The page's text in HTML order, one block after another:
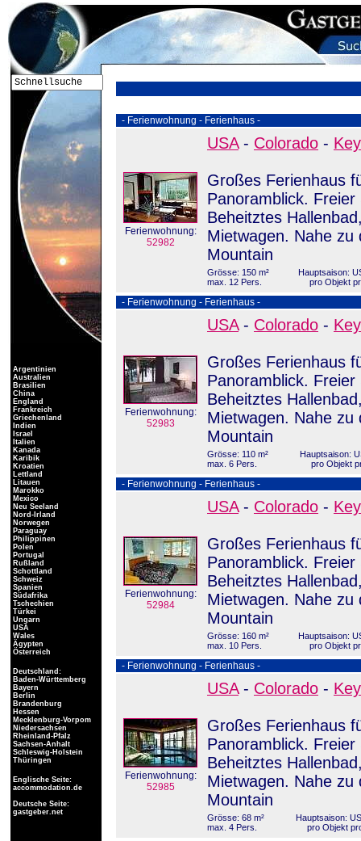
- Ferienwohnung - Ferienhaus -
Ferienwohnung:
52982
USA- Colorado -
Großes Ferienhaus
Panoramblick.
Beheitztes
Mietwagen. Nahe
Mountain
Grösse: 150 m²
max. 12 Pers.
Hauptsaison:
pro Objekt
- Ferienwohnung - Ferienhaus -
Ferienwohnung:
52983
USA- Colorado -
Großes Ferienhaus
Panoramblick.
Beheitztes
Mietwagen. Nahe
Mountain
Grösse: 110 m²
max. 6 Pers.
Hauptsaison:
pro Objekt
- Ferienwohnung - Ferienhaus -
Ferienwohnung:
52984
USA- Colorado -
Großes Ferienhaus
Panoramblick.
Beheitztes
Mietwagen. Nahe
Mountain
Grösse: 160 m²
max. 10 Pers.
Hauptsaison:
pro Objekt
- Ferienwohnung - Ferienhaus -
Ferienwohnung:
52985
USA- Colorado -
Großes Ferienhaus
Panoramblick.
Beheitztes
Mietwagen. Nahe
Mountain
Grösse: 68 m²
max. 4 Pers.
Hauptsaison:
pro Objekt
Argentinien
Australien
Brasilien
China
England
Frankreich
Griechenland
Indien
Israel
Italien
Kanada
Karibik
Kroatien
Lettland
Litauen
Marokko
Mexico
Neu Seeland
Nord-Irland
Norwegen
Paraguay
Philippinen
Polen
Portugal
Rußland
Schottland
Schweiz
Spanien
Südafrika
Tschechien
Türkei
Ungarn
USA
Wales
Ägypten
Österreich
Deutschland:
Baden-Württemberg
Bayern
Berlin
Brandenburg
Hessen
Mecklenburg-Vorpom
Niedersachsen
Rheinland-Pfalz
Sachsen-Anhalt
Schleswig-Holstein
Thüringen
Englische Seite:
accommodation.de
Deutsche Seite:
gastgeber.net